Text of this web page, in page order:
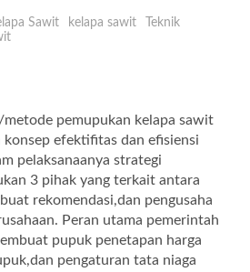
Sawit kelapa sawit
Teknik
pemupukan kelapa sawit
konsep efektifitas dan efisiensi
pelaksanaanya strategi
3 pihak yang terkait antara
rekomendasi,dan pengusaha
Peran utama pemerintah
pupuk penetapan harga
pengaturan tata niaga